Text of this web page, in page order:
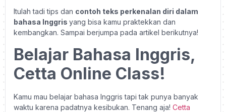
Itulah tadi tips dan contoh teks perkenalan diri dalam
bahasa Inggris yang bisa kamu praktekkan dan
kembangkan. Sampai berjumpa pada artikel berikutnya!
Belajar Bahasa Inggris,
Cetta Online Class!
Kamu mau belajar bahasa Inggris tapi tak punya banyak
waktu karena padatnya kesibukan. Tenang aja! Cetta